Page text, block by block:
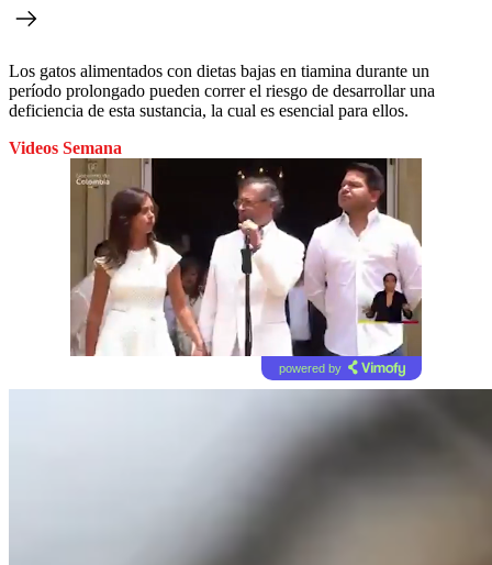
Los gatos alimentados con dietas bajas en tiamina durante un
período prolongado pueden correr el riesgo de desarrollar una
deficiencia de esta sustancia, la cual es esencial para ellos.
Videos Semana
powered by